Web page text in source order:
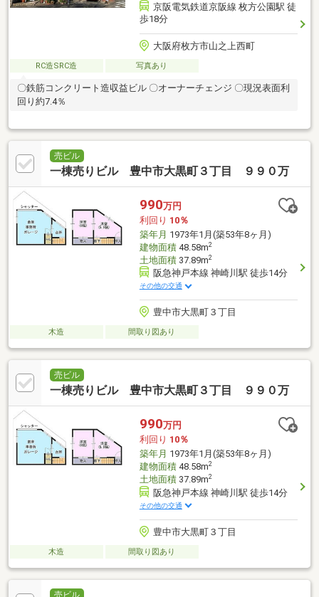
京阪電気鉄道京阪線 枚方公園駅 徒
歩18分
大阪府枚方市山之上西町
RC造SRC造 写真あり
〇鉄筋コンクリート造収益ビル 〇オーナーチェンジ 〇現況表面利
回り約7.4％
売ビル
一棟売りビル 豊中市大黒町３丁目 ９９０万
990万円
利回り 10％
築年月 1973年1月(築53年8ヶ月)
建物面積48.58m2
土地面積37.89m2
阪急神戸本線 神崎川駅 徒歩14分
その他の交通
豊中市大黒町３丁目
木造 間取り図あり
売ビル
一棟売りビル 豊中市大黒町３丁目 ９９０万
990万円
利回り 10％
築年月 1973年1月(築53年8ヶ月)
建物面積48.58m2
土地面積37.89m2
阪急神戸本線 神崎川駅 徒歩14分
その他の交通
豊中市大黒町３丁目
木造 間取り図あり
売ビル